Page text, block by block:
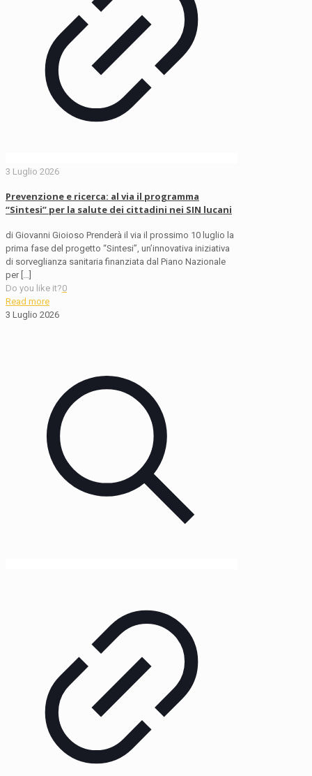
3 Luglio 2026
Prevenzione e ricerca: al via il programma
“Sintesi” per la salute dei cittadini nei SIN lucani
di Giovanni Gioioso Prenderà il via il prossimo 10 luglio la
prima fase del progetto “Sintesi”, un’innovativa iniziativa
di sorveglianza sanitaria finanziata dal Piano Nazionale
per[…]
Do you like it?0
Read more
3 Luglio 2026